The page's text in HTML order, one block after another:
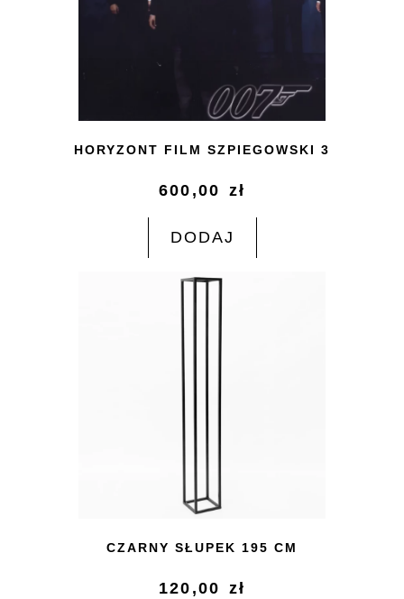
HORYZONT FILM SZPIEGOWSKI 3
600,00 zł
DODAJ
CZARNY SŁUPEK 195 CM
120,00 zł